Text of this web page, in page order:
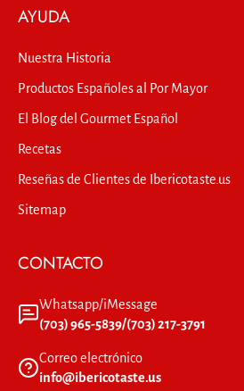
AYUDA
Nuestra Historia
Productos Españoles al Por Mayor
El Blog del Gourmet Español
Recetas
Reseñas de Clientes de Ibericotaste.us
Sitemap
CONTACTO
Whatsapp/iMessage
(703) 965-5839/(703) 217-3791
Correo electrónico
info@ibericotaste.us